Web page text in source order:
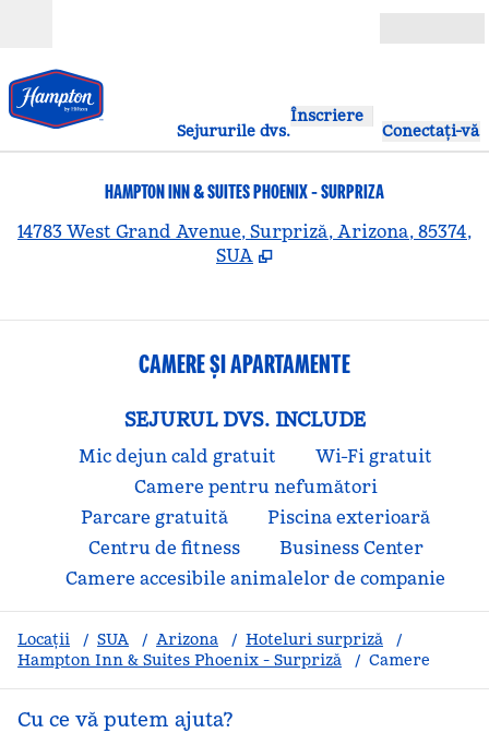
Sejururile dvs.
Înscriere
Conectați-vă
HAMPTON INN & SUITES PHOENIX - SURPRIZA
14783 West Grand Avenue, Surpriză, Arizona, 85374,
SUA
,
CAMERE ȘI APARTAMENTE
SEJURUL DVS. INCLUDE
Mic dejun cald gratuit
Wi-Fi gratuit
Camere pentru nefumători
Parcare gratuită
Piscina exterioară
Centru de fitness
Business Center
Camere accesibile animalelor de companie
Locații / SUA / Arizona / Hoteluri surpriză
/
Hampton Inn & Suites Phoenix - Surpriză
/ Camere
Cu ce vă putem ajuta?